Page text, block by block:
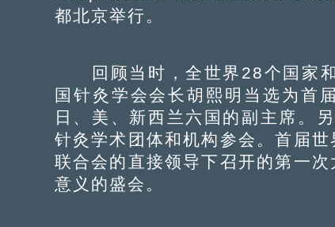
都北京举行。
回顾当时，全世界28个国家和
国针灸学会会长胡熙明当选为首
日、美、新西兰六国的副主席。
针灸学术团体和机构参会。首届
联合会的直接领导下召开的第一
意义的盛会。